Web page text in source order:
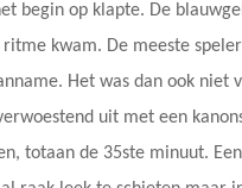
begin op klapte. De
kwam. De meeste
Het was dan ook niet
uit met een
totaan de 35ste minuut.